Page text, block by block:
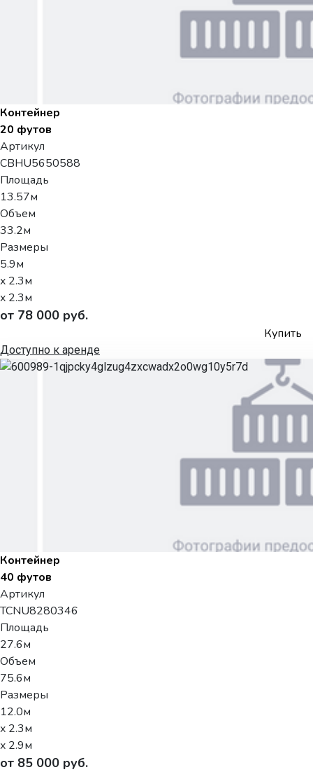
Контейнер
20 футов
Артикул
CBHU5650588
Площадь
13.57м
Объем
33.2м
Размеры
5.9м
x 2.3м
x 2.3м
от 78 000 руб.
Купить
Доступно к аренде
Контейнер
40 футов
Артикул
TCNU8280346
Площадь
27.6м
Объем
75.6м
Размеры
12.0м
x 2.3м
x 2.9м
от 85 000 руб.